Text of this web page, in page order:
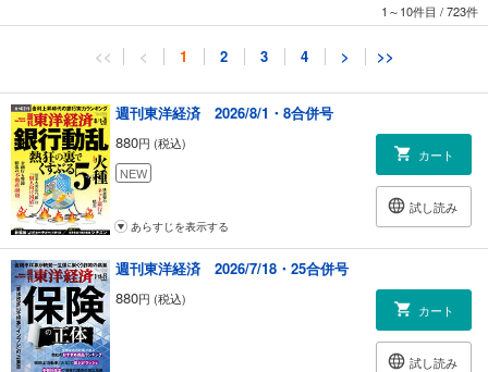
［告発スクープ］湘南美容外科グループの“独自療法” 民間がん免疫療法の
「患者は正しい情報の収集を」 国立がん研究センターがん対策情報室長
【第2特集】米国販売改革の最前線 マツダの試練
「売り方を180度変える」 マツダ社長兼CEO 丸本 明
スペシャルリポート
背水の陣で臨む手数料ゼロ ネット証券5社の曲がり角
チャールズ・シュワブの無料化で急展開 米国の手数料競争は最終局面へ
ニュース最前線
日本企業を襲う新型肺炎 業績・生産への打撃は不可避
前田道路にTOBを断行 ゼネコン前田建設の焦り
しまむらが異例の社長交代 業績回復へ険しい道のり
1～10件目 /723件
<< < 1 2 3 4 > >>
週刊東洋経済 2026/8/1・8合併号
880円 (税込)
NEW
カート
試し読み
あらすじを表示する
週刊東洋経済 2026/7/18・25合併号
880円 (税込)
カート
試し読み